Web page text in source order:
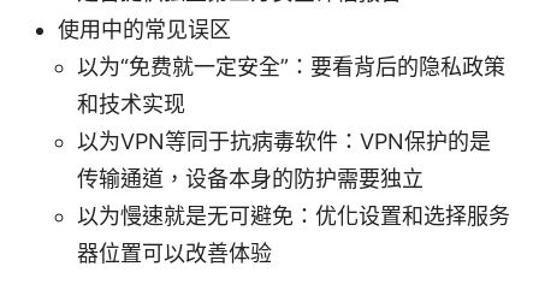
使用中的常见误区
以为“免费就一定安全”：要看背后的隐私政策
和技术实现
以为VPN等同于抗病毒软件：VPN保护的是
传输通道，设备本身的防护需要独立
以为慢速就是无可避免：优化设置和选择服务
器位置可以改善体验